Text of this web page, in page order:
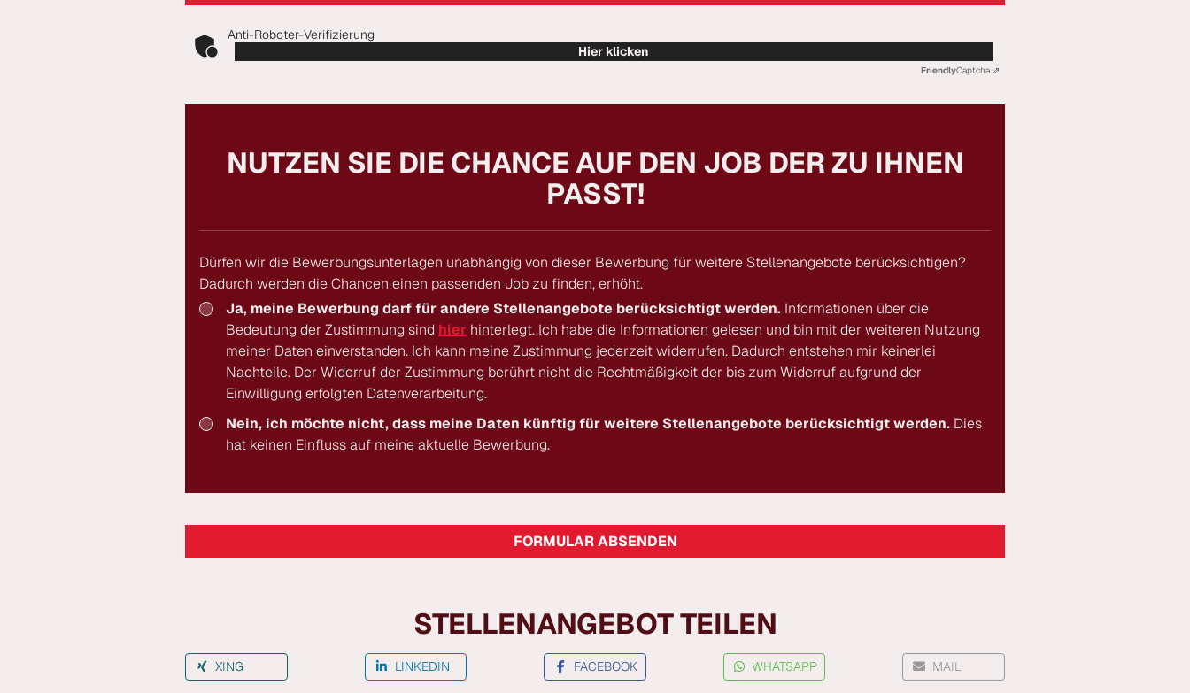
Anti-Roboter-Verifizierung
Hier klicken
FriendlyCaptcha ⇗
NUTZEN SIE DIE CHANCE AUF DEN JOB DER ZU IHNEN
PASST!
Dürfen wir die Bewerbungsunterlagen unabhängig von dieser Bewerbung für weitere Stellenangebote berücksichtigen?
Dadurch werden die Chancen einen passenden Job zu finden, erhöht.
Ja, meine Bewerbung darf für andere Stellenangebote berücksichtigt werden.Informationen über die
Bedeutung der Zustimmung sind hier hinterlegt. Ich habe die Informationen gelesen und bin mit der weiteren Nutzung
meiner Daten einverstanden. Ich kann meine Zustimmung jederzeit widerrufen. Dadurch entstehen mir keinerlei
Nachteile. Der Widerruf der Zustimmung berührt nicht die Rechtmäßigkeit der bis zum Widerruf aufgrund der
Einwilligung erfolgten Datenverarbeitung.
Nein, ich möchte nicht, dass meine Daten künftig für weitere Stellenangebote berücksichtigt werden.Dies
hat keinen Einfluss auf meine aktuelle Bewerbung.
FORMULAR ABSENDEN
STELLENANGEBOT TEILEN
XING LINKEDIN FACEBOOK WHATSAPP MAIL